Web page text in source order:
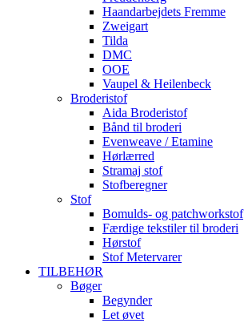
Haandarbejdets Fremme
Zweigart
Tilda
DMC
OOE
Vaupel & Heilenbeck
Broderistof
Aida Broderistof
Bånd til broderi
Evenweave / Etamine
Hørlærred
Stramaj stof
Stofberegner
Stof
Bomulds- og patchworkstof
Færdige tekstiler til broderi
Hørstof
Stof Metervarer
TILBEHØR
Bøger
Begynder
Let øvet